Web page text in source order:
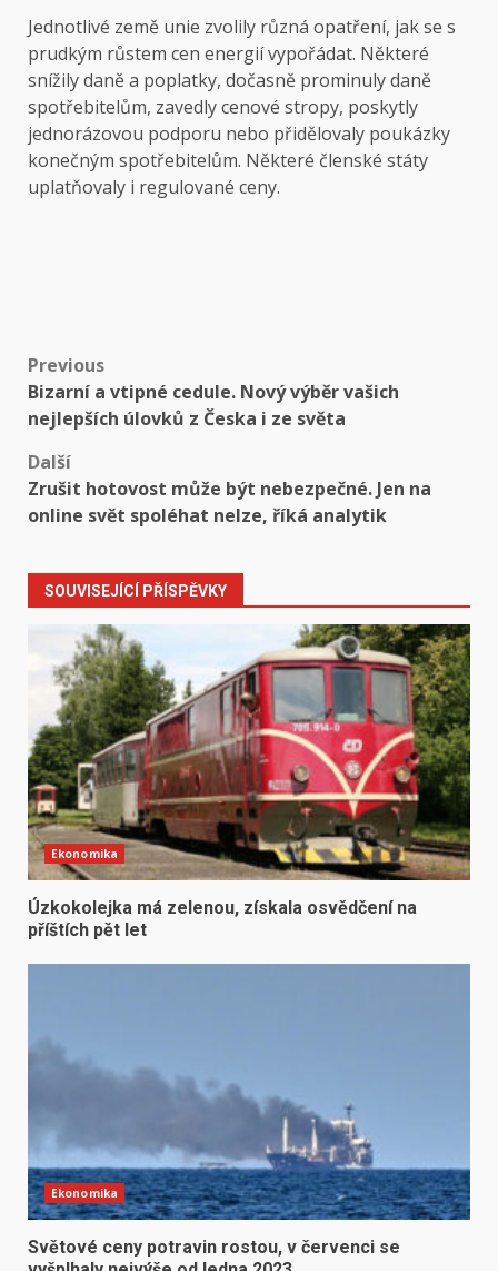
Jednotlivé země unie zvolily různá opatření, jak se s
prudkým růstem cen energií vypořádat. Některé
snížily daně a poplatky, dočasně prominuly daně
spotřebitelům, zavedly cenové stropy, poskytly
jednorázovou podporu nebo přidělovaly poukázky
konečným spotřebitelům. Některé členské státy
uplatňovaly i regulované ceny.
Post
navigation
Previous
Bizarní a vtipné cedule. Nový výběr vašich
nejlepších úlovků z Česka i ze světa
Další
Zrušit hotovost může být nebezpečné. Jen na
online svět spoléhat nelze, říká analytik
SOUVISEJÍCÍ PŘÍSPĚVKY
Ekonomika
Úzkokolejka má zelenou, získala osvědčení na
příštích pět let
Ekonomika
Světové ceny potravin rostou, v červenci se